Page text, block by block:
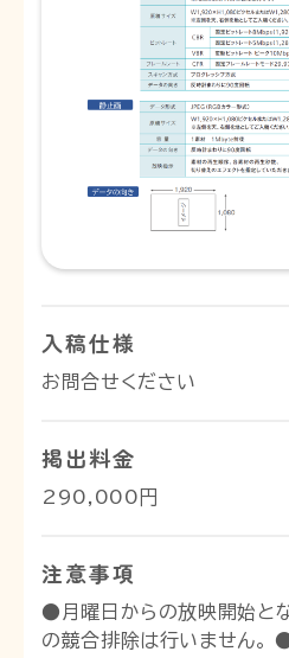
入稿仕様
お問合せください
掲出料金
290,000円
注意事項
●月曜日からの放映開始と
の競合排除は行いません。